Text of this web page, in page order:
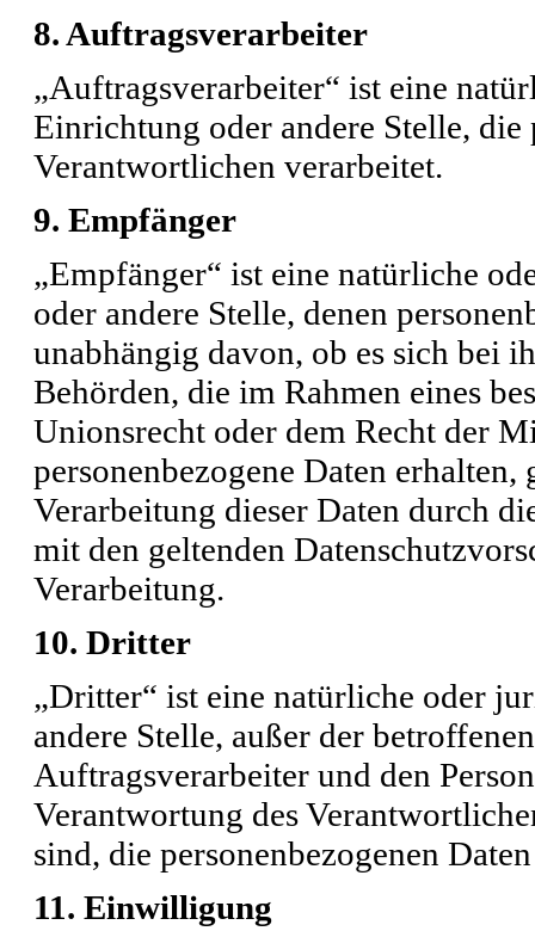
8. Auftragsverarbeiter
„Auftragsverarbeiter“ ist eine
Einrichtung oder andere Stelle,
Verantwortlichen verarbeitet.
9. Empfänger
„Empfänger“ ist eine natürliche
oder andere Stelle, denen
unabhängig davon, ob es sich bei
Behörden, die im Rahmen eines
Unionsrecht oder dem Recht der
personenbezogene Daten
Verarbeitung dieser Daten durch
mit den geltenden
Verarbeitung.
10. Dritter
„Dritter“ ist eine natürliche oder
andere Stelle, außer der
Auftragsverarbeiter und den
Verantwortung des
sind, die personenbezogenen
11. Einwilligung